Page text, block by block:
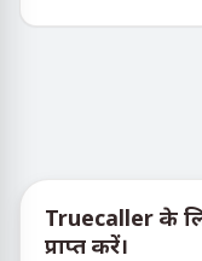
Truecaller के
प्राप्त करें।